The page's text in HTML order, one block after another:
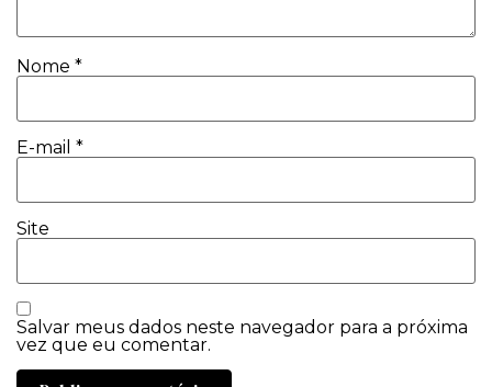
Nome *
E-mail *
Site
Salvar meus dados neste navegador para a próxima
vez que eu comentar.